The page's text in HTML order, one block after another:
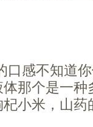
口感不知道
体那个是一
小米，山